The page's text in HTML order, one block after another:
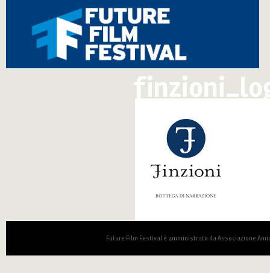
Future Film Festival è amministrato da Associazione